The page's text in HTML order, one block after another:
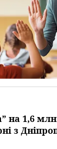
на 1,6
з